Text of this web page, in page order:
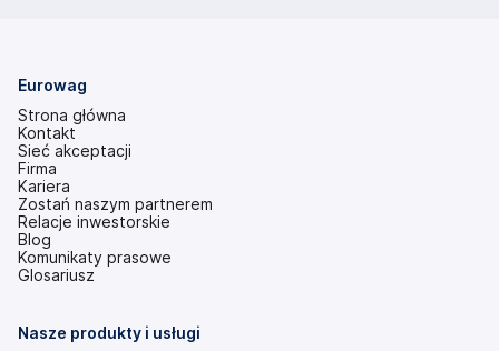
Eurowag
Strona główna
Kontakt
Sieć akceptacji
Firma
Kariera
Zostań naszym partnerem
Relacje inwestorskie
(otwiera
się
w
Blog
Komunikaty prasowe
Glosariusz
Nasze produkty i usługi